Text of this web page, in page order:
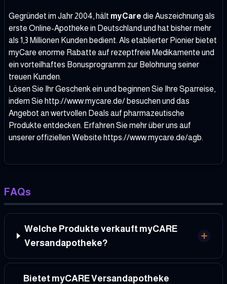
Gegründet im Jahr 2004, hält myCare die Auszeichnung als
erste Online-Apotheke in Deutschland und hat bisher mehr
als 1,3 Millionen Kunden bedient. Als etablierter Pionier bietet
myCare enorme Rabatte auf rezeptfreie Medikamente und
ein vorteilhaftes Bonusprogramm zur Belohnung seiner
treuen Kunden.
Lösen Sie Ihr Geschenk ein und beginnen Sie Ihre Sparreise,
indem Sie http://www.mycare.de/ besuchen und das
Angebot an wertvollen Deals auf pharmazeutische
Produkte entdecken. Erfahren Sie mehr über uns auf
unserer offiziellen Website https://www.mycare.de/agb.
FAQs
Welche Produkte verkauft myCARE
Versandapotheke?
Bietet myCARE Versandapotheke